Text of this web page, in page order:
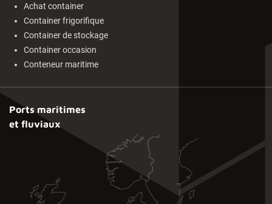
Achat container
Container frigorifique
Container de stockage
Container occasion
Conteneur maritime
Ports maritimes
et fluviaux